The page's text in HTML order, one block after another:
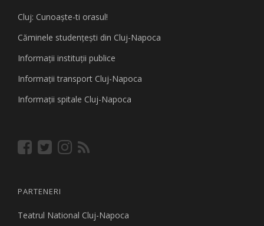
Cluj: Cunoaşte-ti orasul!
Căminele studenţeşti din Cluj-Napoca
Informaţii instituţii publice
Informaţii transport Cluj-Napoca
Informaţii spitale Cluj-Napoca
PARTENERI
Teatrul National Cluj-Napoca